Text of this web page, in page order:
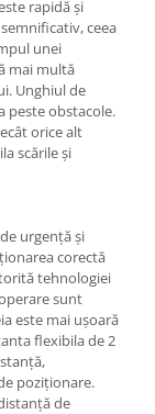
rapidă și
ceea
unei
mai multă
Unghiul de
peste obstacole.
orice alt
scările și
urgență și
corectă
tehnologiei
sunt
este mai ușoară
flexibila de 2
poziționare.
de